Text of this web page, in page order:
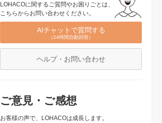
LOHACOに関するご質問やお困りごとは、
こちらからお問い合わせください。
AIチャットで質問する
（24時間自動回答）
ヘルプ・お問い合わせ
ご意見・ご感想
お客様の声で、LOHACOは成長します。